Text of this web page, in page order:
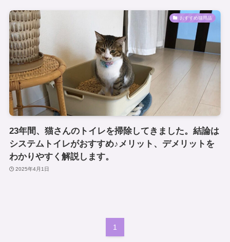
おすすめ猫用品
23年間、猫さんのトイレを掃除してきました。結論は
システムトイレがおすすめ♪メリット、デメリットを
わかりやすく解説します。
2025年4月1日
1